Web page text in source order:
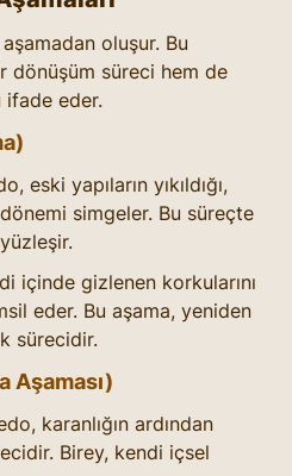
oluşur. Bu
dönüşüm süreci hem de
eder.
eski yapıların yıkıldığı,
simgeler. Bu süreçte
içinde gizlenen korkularını
eder. Bu aşama, yeniden
sürecidir.
Aşaması)
karanlığın ardından
Birey, kendi içsel